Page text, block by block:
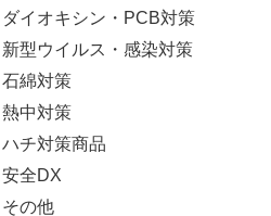
ダイオキシン・PCB対策
新型ウイルス・感染対策
石綿対策
熱中対策
ハチ対策商品
安全DX
その他